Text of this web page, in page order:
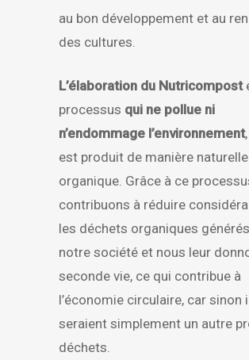
au bon développement et au
des cultures.
L’élaboration du Nutricompost
processus qui ne pollue ni
n’endommage l’environnement
est produit de manière
organique. Grâce à ce
contribuons à réduire
les déchets organiques
notre société et nous leur
seconde vie, ce qui contribue à
l’économie circulaire, car sinon
seraient simplement un autre
déchets.